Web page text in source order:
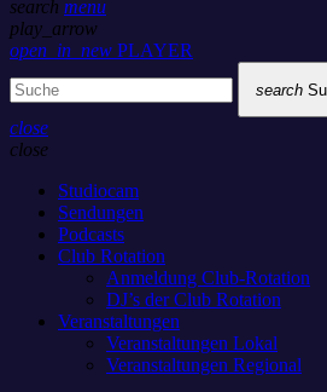
search menu
play_arrow
open_in_new PLAYER
search
close
close
Studiocam
Sendungen
Podcasts
Club Rotation
Anmeldung Club-Rotation
DJ’s der Club Rotation
Veranstaltungen
Veranstaltungen Lokal
Veranstaltungen Regional